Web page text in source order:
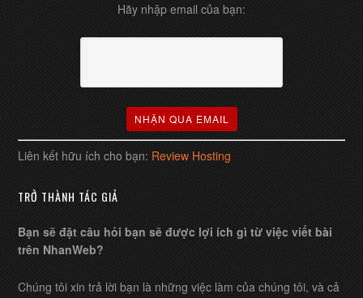
Hãy nhập email của bạn:
Liên kết hữu ích cho bạn: Review Hosting
TRỞ THÀNH TÁC GIẢ
Bạn sẽ đặt câu hỏi bạn sẽ được lợi ích gì từ việc viết bài
trên NhanWeb?
Chúng tôi xin trả lời bạn là những việc làm của chúng tôi, và cả